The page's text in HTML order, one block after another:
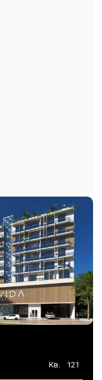
Кв. 121